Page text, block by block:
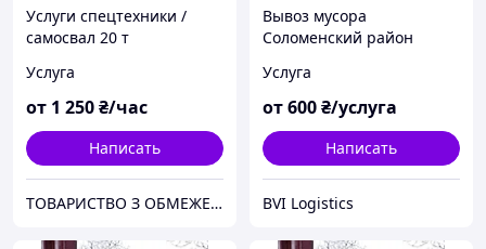
Услуги спецтехники /
самосвал 20 т
Услуга
от 1 250₴/час
Написать
ТОВАРИСТВО З ОБМЕЖЕНОЮ ВІДПОВІДАЛЬНІСТЮ "ТРУБІЖВОДЕКСПЛУАТАЦІЯ"
Вывоз мусора
Соломенский район
Услуга
от600₴/услуга
Написать
BVI Logistics